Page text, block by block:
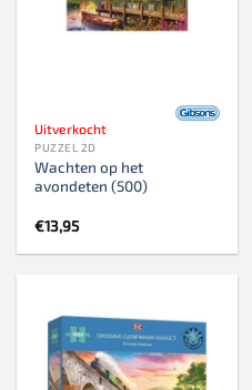
Uitverkocht
PUZZEL 2D
Wachten op het
avondeten (500)
€13,95